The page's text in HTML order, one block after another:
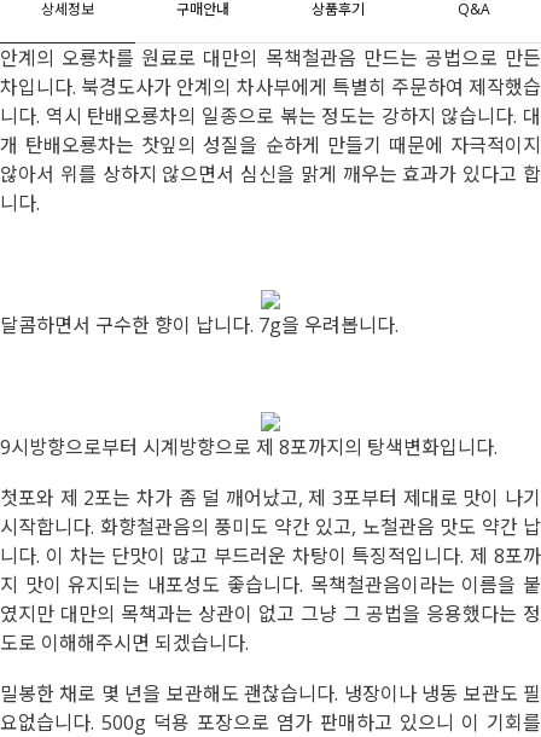
상세정보 구매안내 상품후기 Q&A
안계의 오룡차를 원료로 대만의 목책철관음 만드는 공법으로 만든
차입니다. 북경도사가 안계의 차사부에게 특별히 주문하여 제작했습
니다. 역시 탄배오룡차의 일종으로 볶는 정도는 강하지 않습니다. 대
개 탄배오룡차는 찻잎의 성질을 순하게 만들기 때문에 자극적이지
않아서 위를 상하지 않으면서 심신을 맑게 깨우는 효과가 있다고 합
니다.
달콤하면서 구수한 향이 납니다. 7g을 우려봅니다.
9시방향으로부터 시계방향으로 제 8포까지의 탕색변화입니다.
첫포와 제 2포는 차가 좀 덜 깨어났고, 제 3포부터 제대로 맛이 나기
시작합니다. 화향철관음의 풍미도 약간 있고, 노철관음 맛도 약간 납
니다. 이 차는 단맛이 많고 부드러운 차탕이 특징적입니다. 제 8포까
지 맛이 유지되는 내포성도 좋습니다. 목책철관음이라는 이름을 붙
였지만 대만의 목책과는 상관이 없고 그냥 그 공법을 응용했다는 정
도로 이해해주시면 되겠습니다.
밀봉한 채로 몇 년을 보관해도 괜찮습니다. 냉장이나 냉동 보관도 필
요없습니다. 500g 덕용 포장으로 염가 판매하고 있으니 이 기회를